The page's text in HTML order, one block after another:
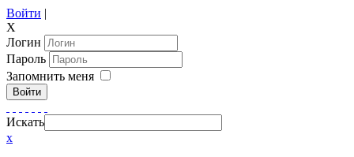
Войти |
X
Логин
Пароль
Запомнить меня
Войти
Искать
x